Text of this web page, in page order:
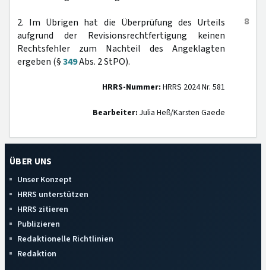
8
2. Im Übrigen hat die Überprüfung des Urteils
aufgrund der Revisionsrechtfertigung keinen
Rechtsfehler zum Nachteil des Angeklagten
ergeben (§349Abs. 2 StPO).
HRRS-Nummer: HRRS 2024 Nr. 581
Bearbeiter: Julia Heß/Karsten Gaede
ÜBER UNS
Unser Konzept
HRRS unterstützen
HRRS zitieren
Publizieren
Redaktionelle Richtlinien
Redaktion